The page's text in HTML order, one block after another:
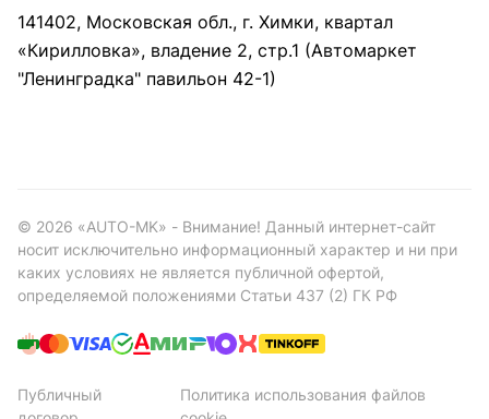
141402, Московская обл., г. Химки, квартал
«Кирилловка», владение 2, стр.1 (Автомаркет
"Ленинградка" павильон 42-1)
© 2026 «AUTO-MK» - Внимание! Данный интернет-сайт
носит исключительно информационный характер и ни при
каких условиях не является публичной офертой,
определяемой положениями Статьи 437 (2) ГК РФ
Публичный
Политика использования файлов